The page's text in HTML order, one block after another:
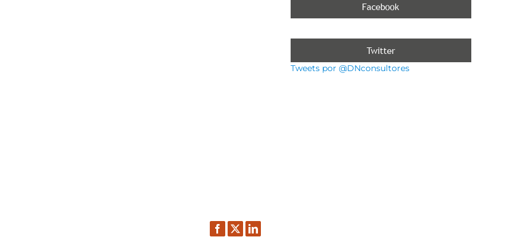
Facebook
TwitterLinkedIn
Facebook
Twitter
Tweets por @DNconsultores